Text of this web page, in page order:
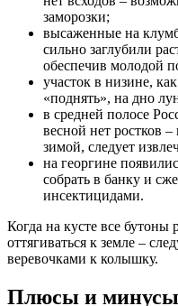
заморозки;
высаженные на
сильно заглубили
обеспечив молодой
участок в низине,
«поднять», на дно
в средней полосе
весной нет ростков
зимой, следует
на георгине
собрать в банку и
инсектицидами.
Когда на кусте все бутоны
оттягиваться к земле –
веревочками к колышку.
Плюсы и минусы